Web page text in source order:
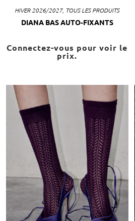
HIVER 2026/2027, TOUS LES PRODUITS
DIANA BAS AUTO-FIXANTS
Connectez-vous pour voir le
prix.